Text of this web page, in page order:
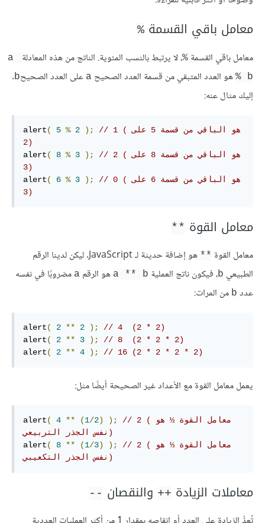
معامل باقي القسمة %
معامل باقي القسمة %، لا يرتبط بالنسب المئوية. الناتج من هذه المعادلة
a
% b هو العدد المتبقي من قسمة العدد الصحيح a على العدد الصحيحb
.
إليك مثال عنه:
alert( 5 % 2 );
// 1 (هو الباقي من قسمة 5 على
2)
alert( 8 % 3 );
// 2 (هو الباقي من قسمة 8 على
3)
alert( 6 % 3 );
// 0 (هو الباقي من قسمة 6 على
3)
معامل القوة **
معامل القوة **
هو إضافة حديثة لـ JavaScript. ليكن لدينا الرقم
الطبيعي b، فيكون ناتج العملية a ** b هو الرقم a مضروبًا في نفسه
عدد b من المرات:
alert( 2 ** 2 );
// 4  (2 * 2)
alert( 2 ** 3 );
// 8  (2 * 2 * 2)
alert( 2 ** 4 ); // 16 (2 * 2 * 2 * 2)
يعمل معامل القوة مع الأعداد غير الصحيحة أيضًا مثل:
alert( 4 ** (1/2) );
// 2 (معامل القوة ½ هو
نفس الجذر التربيعي)
alert( 8 ** (1/3) );
// 2 (معامل القوة ⅓ هو
نفس الجذر التكعيبي)
معاملات الزيادة ++ والنقصان --